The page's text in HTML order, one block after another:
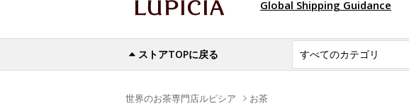
Global Shipping Guidance
ストアTOPに戻る
世界のお茶専門店ルピシア お茶